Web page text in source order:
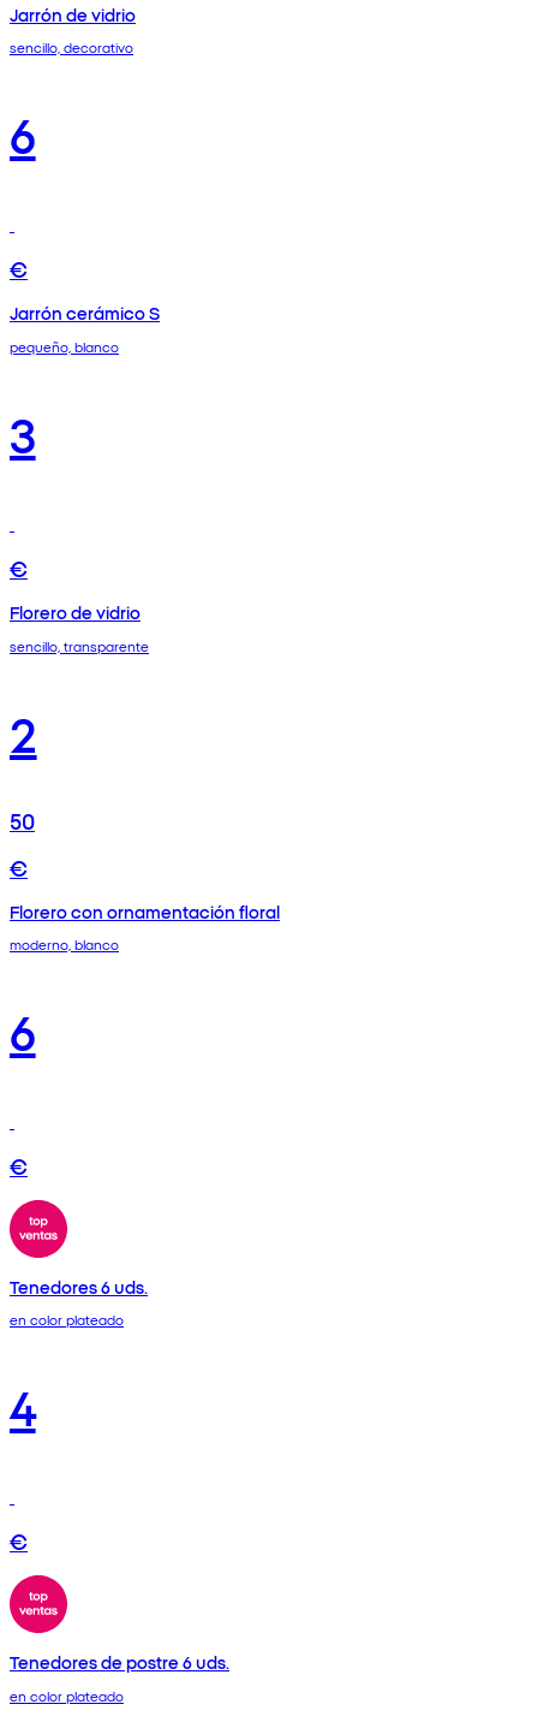
Jarrón de vidrio
sencillo, decorativo
6
€
Jarrón cerámico S
pequeño, blanco
3
€
Florero de vidrio
sencillo, transparente
2
50
€
Florero con ornamentación floral
moderno, blanco
6
€
Tenedores 6 uds.
en color plateado
4
€
Tenedores de postre 6 uds.
en color plateado